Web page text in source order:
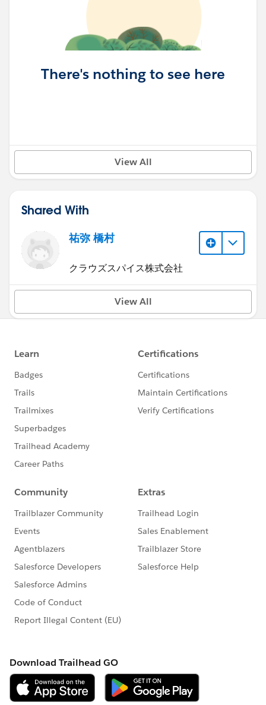
There's nothing to see here
View All
Shared With
祐弥 橋村
クラウズスパイス株式会社
View All